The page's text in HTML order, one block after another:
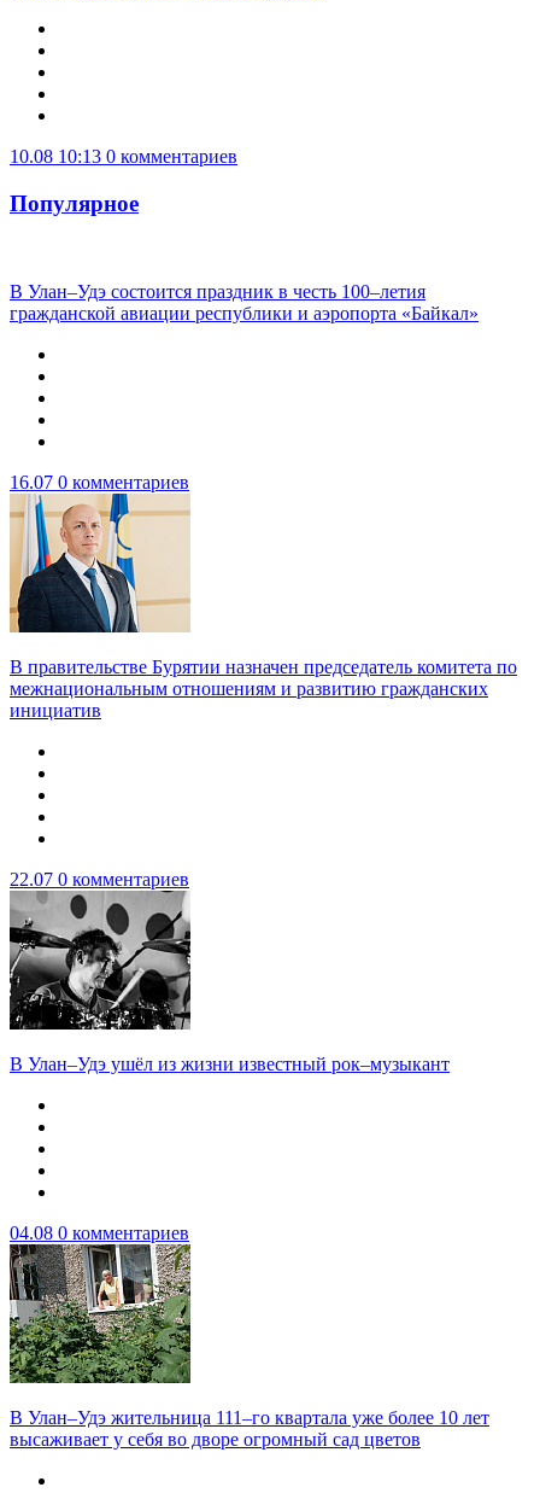
10.08 10:13 0 комментариев
Популярное
В Улан–Удэ состоится праздник в честь 100–летия
гражданской авиации республики и аэропорта «Байкал»
16.07 0 комментариев
В правительстве Бурятии назначен председатель комитета по
межнациональным отношениям и развитию гражданских
инициатив
22.07 0 комментариев
В Улан–Удэ ушёл из жизни известный рок–музыкант
04.08 0 комментариев
В Улан–Удэ жительница 111–го квартала уже более 10 лет
высаживает у себя во дворе огромный сад цветов